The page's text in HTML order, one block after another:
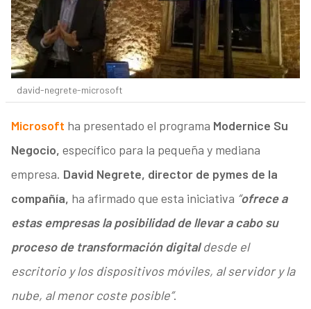
david-negrete-microsoft
Microsoft ha presentado el programa Modernice Su
Negocio, específico para la pequeña y mediana
empresa. David Negrete, director de pymes de la
compañía, ha afirmado que esta iniciativa “ofrece a
estas empresas la posibilidad de llevar a cabo su
proceso de transformación digitaldesde el
escritorio y los dispositivos móviles, al servidor y la
nube, al menor coste posible”.